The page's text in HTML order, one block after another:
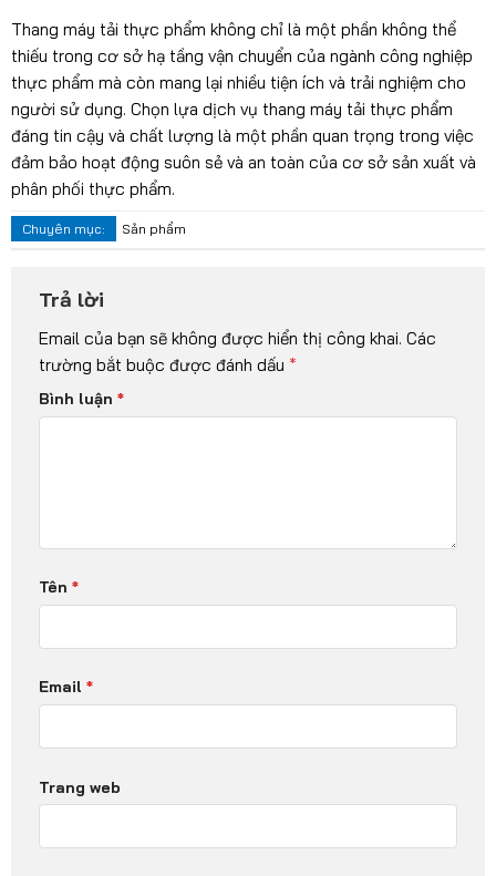
Thang máy tải thực phẩm không chỉ là một phần không thể
thiếu trong cơ sở hạ tầng vận chuyển của ngành công nghiệp
thực phẩm mà còn mang lại nhiều tiện ích và trải nghiệm cho
người sử dụng. Chọn lựa dịch vụ thang máy tải thực phẩm
đáng tin cậy và chất lượng là một phần quan trọng trong việc
đảm bảo hoạt động suôn sẻ và an toàn của cơ sở sản xuất và
phân phối thực phẩm.
Chuyên mục: Sản phẩm
Trả lời
Email của bạn sẽ không được hiển thị công khai. Các
trường bắt buộc được đánh dấu *
Bình luận *
Tên *
Email *
Trang web